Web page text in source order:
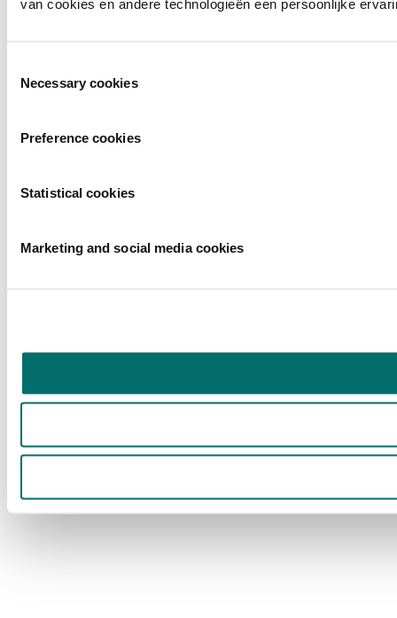
van cookies en andere technologieën een persoonlijke
Necessary cookies
Preference cookies
Statistical cookies
Marketing and social media cookies